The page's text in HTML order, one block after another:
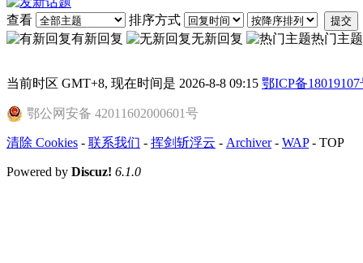
查看 排序方式 提交
有新回复 无新回复 热门主题
当前时区 GMT+8, 现在时间是 2026-8-8 09:15 鄂ICP备18019107
鄂公网安备 42011602000601号
清除 Cookies - 联系我们 - 挥剑斩浮云 - Archiver- WAP- TOP
Powered by Discuz! 6.1.0